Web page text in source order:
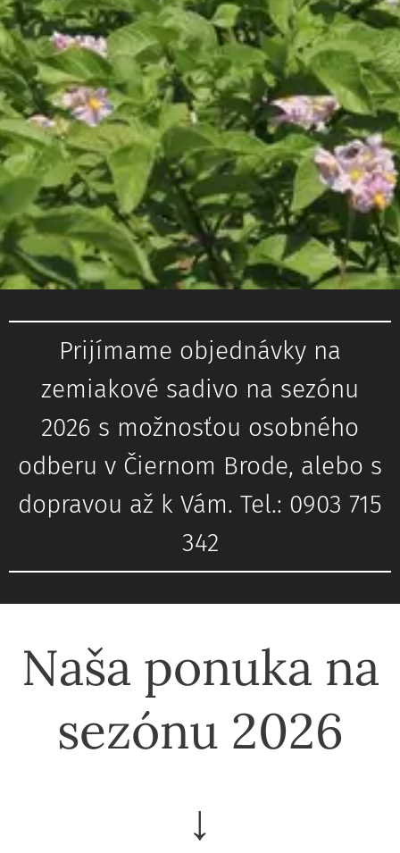
Prijímame objednávky na
zemiakové sadivo na sezónu
2026 s možnosťou osobného
odberu v Čiernom Brode, alebo s
dopravou až k Vám. Tel.: 0903 715
342
Naša ponuka na
sezónu 2026
↓